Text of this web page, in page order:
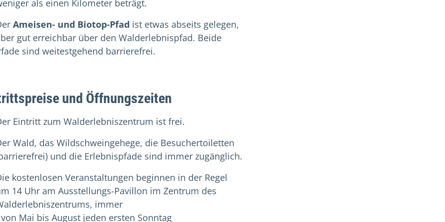
als einen Kilometer beträgt.
Ameisen- und Biotop-Pfad ist etwas abseits gelegen,
gut erreichbar über den Walderlebnispfad. Beide
sind weitestgehend barrierefrei.
und Öffnungszeiten
Eintritt zum Walderlebniszentrum ist frei.
Wald, das Wildschweingehege, die Besuchertoiletten
und die Erlebnispfade sind immer zugänglich.
kostenlosen Veranstaltungen beginnen in der Regel
14 Uhr am Ausstellungs-Pavillon im Zentrum des
immer
Mai bis August jeden ersten Sonntag